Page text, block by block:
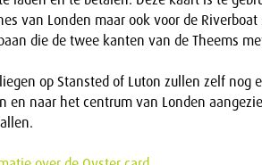
van Londen maar ook voor de Riverboat
die de twee kanten van de Theems
op Stansted of Luton zullen zelf nog
en naar het centrum van Londen